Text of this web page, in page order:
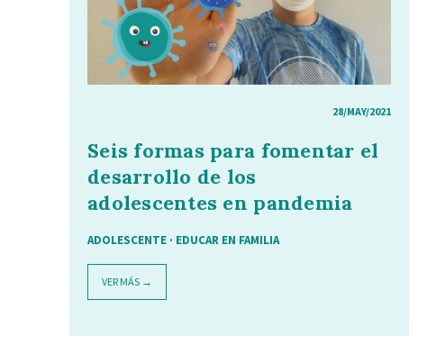
28/MAY/2021
Seis formas para fomentar el
desarrollo de los
adolescentes en pandemia
ADOLESCENTE · EDUCAR EN FAMILIA
VER MÁS →